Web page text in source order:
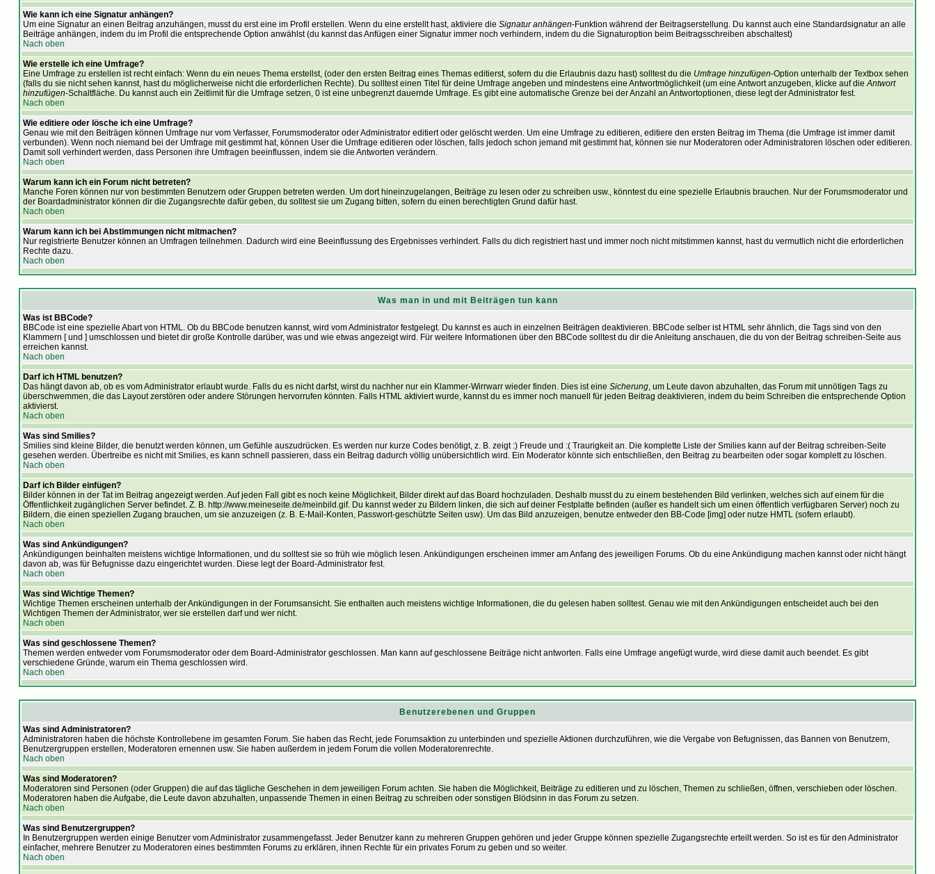
Wie kann ich eine Signatur anhängen?
Um eine Signatur an einen Beitrag anzuhängen, musst du erst eine im Profil erstellen. Wenn du eine erstellt hast, aktiviere die Signatur anhängen-Funktion während der Beitragserstellung. Du kannst auch eine Standardsignatur an alle
Beiträge anhängen, indem du im Profil die entsprechende Option anwählst (du kannst das Anfügen einer Signatur immer noch verhindern, indem du die Signaturoption beim Beitragsschreiben abschaltest)
Nach oben
Wie erstelle ich eine Umfrage?
Eine Umfrage zu erstellen ist recht einfach: Wenn du ein neues Thema erstellst, (oder den ersten Beitrag eines Themas editierst, sofern du die Erlaubnis dazu hast) solltest du die Umfrage hinzufügen-Option unterhalb der Textbox sehen
(falls du sie nicht sehen kannst, hast du möglicherweise nicht die erforderlichen Rechte). Du solltest einen Titel für deine Umfrage angeben und mindestens eine Antwortmöglichkeit (um eine Antwort anzugeben, klicke auf dieAntwort
hinzufügen-Schaltfläche. Du kannst auch ein Zeitlimit für die Umfrage setzen, 0 ist eine unbegrenzt dauernde Umfrage. Es gibt eine automatische Grenze bei der Anzahl an Antwortoptionen, diese legt der Administrator fest.
Nach oben
Wie editiere oder lösche ich eine Umfrage?
Genau wie mit den Beiträgen können Umfrage nur vom Verfasser, Forumsmoderator oder Administrator editiert oder gelöscht werden. Um eine Umfrage zu editieren, editiere den ersten Beitrag im Thema (die Umfrage ist immer damit
verbunden). Wenn noch niemand bei der Umfrage mit gestimmt hat, können User die Umfrage editieren oder löschen, falls jedoch schon jemand mit gestimmt hat, können sie nur Moderatoren oder Administratoren löschen oder editieren.
Damit soll verhindert werden, dass Personen ihre Umfragen beeinflussen, indem sie die Antworten verändern.
Nach oben
Warum kann ich ein Forum nicht betreten?
Manche Foren können nur von bestimmten Benutzern oder Gruppen betreten werden. Um dort hineinzugelangen, Beiträge zu lesen oder zu schreiben usw., könntest du eine spezielle Erlaubnis brauchen. Nur der Forumsmoderator und
der Boardadministrator können dir die Zugangsrechte dafür geben, du solltest sie um Zugang bitten, sofern du einen berechtigten Grund dafür hast.
Nach oben
Warum kann ich bei Abstimmungen nicht mitmachen?
Nur registrierte Benutzer können an Umfragen teilnehmen. Dadurch wird eine Beeinflussung des Ergebnisses verhindert. Falls du dich registriert hast und immer noch nicht mitstimmen kannst, hast du vermutlich nicht die erforderlichen
Rechte dazu.
Nach oben
Was man in und mit Beiträgen tun kann
Was ist BBCode?
BBCode ist eine spezielle Abart von HTML. Ob du BBCode benutzen kannst, wird vom Administrator festgelegt. Du kannst es auch in einzelnen Beiträgen deaktivieren. BBCode selber ist HTML sehr ähnlich, die Tags sind von den
Klammern [ und ] umschlossen und bietet dir große Kontrolle darüber, was und wie etwas angezeigt wird. Für weitere Informationen über den BBCode solltest du dir die Anleitung anschauen, die du von der Beitrag schreiben-Seite aus
erreichen kannst.
Nach oben
Darf ich HTML benutzen?
Das hängt davon ab, ob es vom Administrator erlaubt wurde. Falls du es nicht darfst, wirst du nachher nur ein Klammer-Wirrwarr wieder finden. Dies ist eine Sicherung, um Leute davon abzuhalten, das Forum mit unnötigen Tags zu
überschwemmen, die das Layout zerstören oder andere Störungen hervorrufen könnten. Falls HTML aktiviert wurde, kannst du es immer noch manuell für jeden Beitrag deaktivieren, indem du beim Schreiben die entsprechende Option
aktivierst.
Nach oben
Was sind Smilies?
Smilies sind kleine Bilder, die benutzt werden können, um Gefühle auszudrücken. Es werden nur kurze Codes benötigt, z. B. zeigt :) Freude und :( Traurigkeit an. Die komplette Liste der Smilies kann auf der Beitrag schreiben-Seite
gesehen werden. Übertreibe es nicht mit Smilies, es kann schnell passieren, dass ein Beitrag dadurch völlig unübersichtlich wird. Ein Moderator könnte sich entschließen, den Beitrag zu bearbeiten oder sogar komplett zu löschen.
Nach oben
Darf ich Bilder einfügen?
Bilder können in der Tat im Beitrag angezeigt werden. Auf jeden Fall gibt es noch keine Möglichkeit, Bilder direkt auf das Board hochzuladen. Deshalb musst du zu einem bestehenden Bild verlinken, welches sich auf einem für die
Öffentlichkeit zugänglichen Server befindet. Z. B. http://www.meineseite.de/meinbild.gif. Du kannst weder zu Bildern linken, die sich auf deiner Festplatte befinden (außer es handelt sich um einen öffentlich verfügbaren Server) noch zu
Bildern, die einen speziellen Zugang brauchen, um sie anzuzeigen (z. B. E-Mail-Konten, Passwort-geschützte Seiten usw). Um das Bild anzuzeigen, benutze entweder den BB-Code [img] oder nutze HMTL (sofern erlaubt).
Nach oben
Was sind Ankündigungen?
Ankündigungen beinhalten meistens wichtige Informationen, und du solltest sie so früh wie möglich lesen. Ankündigungen erscheinen immer am Anfang des jeweiligen Forums. Ob du eine Ankündigung machen kannst oder nicht hängt
davon ab, was für Befugnisse dazu eingerichtet wurden. Diese legt der Board-Administrator fest.
Nach oben
Was sind Wichtige Themen?
Wichtige Themen erscheinen unterhalb der Ankündigungen in der Forumsansicht. Sie enthalten auch meistens wichtige Informationen, die du gelesen haben solltest. Genau wie mit den Ankündigungen entscheidet auch bei den
Wichtigen Themen der Administrator, wer sie erstellen darf und wer nicht.
Nach oben
Was sind geschlossene Themen?
Themen werden entweder vom Forumsmoderator oder dem Board-Administrator geschlossen. Man kann auf geschlossene Beiträge nicht antworten. Falls eine Umfrage angefügt wurde, wird diese damit auch beendet. Es gibt
verschiedene Gründe, warum ein Thema geschlossen wird.
Nach oben
Benutzerebenen und Gruppen
Was sind Administratoren?
Administratoren haben die höchste Kontrollebene im gesamten Forum. Sie haben das Recht, jede Forumsaktion zu unterbinden und spezielle Aktionen durchzuführen, wie die Vergabe von Befugnissen, das Bannen von Benutzern,
Benutzergruppen erstellen, Moderatoren ernennen usw. Sie haben außerdem in jedem Forum die vollen Moderatorenrechte.
Nach oben
Was sind Moderatoren?
Moderatoren sind Personen (oder Gruppen) die auf das tägliche Geschehen in dem jeweiligen Forum achten. Sie haben die Möglichkeit, Beiträge zu editieren und zu löschen, Themen zu schließen, öffnen, verschieben oder löschen.
Moderatoren haben die Aufgabe, die Leute davon abzuhalten, unpassende Themen in einen Beitrag zu schreiben oder sonstigen Blödsinn in das Forum zu setzen.
Nach oben
Was sind Benutzergruppen?
In Benutzergruppen werden einige Benutzer vom Administrator zusammengefasst. Jeder Benutzer kann zu mehreren Gruppen gehören und jeder Gruppe können spezielle Zugangsrechte erteilt werden. So ist es für den Administrator
einfacher, mehrere Benutzer zu Moderatoren eines bestimmten Forums zu erklären, ihnen Rechte für ein privates Forum zu geben und so weiter.
Nach oben